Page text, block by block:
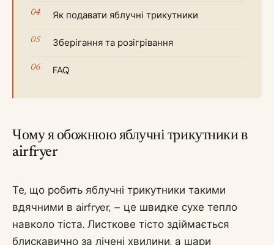
Як подавати яблучні трикутники
Зберігання та розігрівання
FAQ
Чому я обожнюю яблучні трикутники в
airfryer
Те, що робить яблучні трикутники такими
вдячними в airfryer, – це швидке сухе тепло
навколо тіста. Листкове тісто здіймається
блискавично за лічені хвилини, а шари